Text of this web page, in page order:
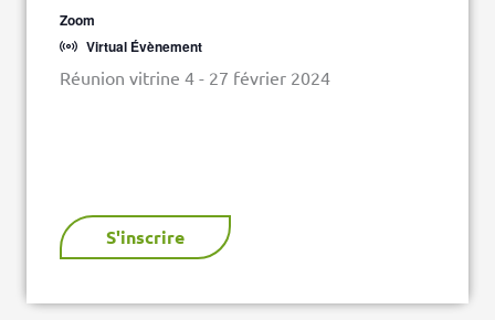
Zoom
Virtual Évènement
Réunion vitrine 4 - 27 février 2024
S'inscrire